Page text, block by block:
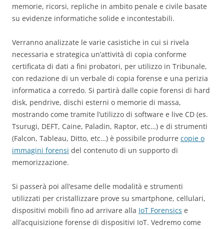
memorie, ricorsi, repliche in ambito penale e civile basate
su evidenze informatiche solide e incontestabili.
Verranno analizzate le varie casistiche in cui si rivela
necessaria e strategica un’attività di copia conforme
certificata di dati a fini probatori, per utilizzo in Tribunale,
con redazione di un verbale di copia forense e una perizia
informatica a corredo. Si partirà dalle copie forensi di hard
disk, pendrive, dischi esterni o memorie di massa,
mostrando come tramite l’utilizzo di software e live CD (es.
Tsurugi, DEFT, Caine, Paladin, Raptor, etc…) e di strumenti
(Falcon, Tableau, Ditto, etc…) è possibile produrre copie o
immagini forensi del contenuto di un supporto di
memorizzazione.
Si passerà poi all’esame delle modalità e strumenti
utilizzati per cristallizzare prove su smartphone, cellulari,
dispositivi mobili fino ad arrivare alla IoT Forensics e
all’acquisizione forense di dispositivi IoT. Vedremo come